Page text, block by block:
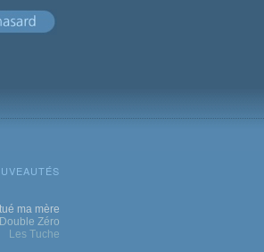
ma mère
Double Zéro
Les Tuche